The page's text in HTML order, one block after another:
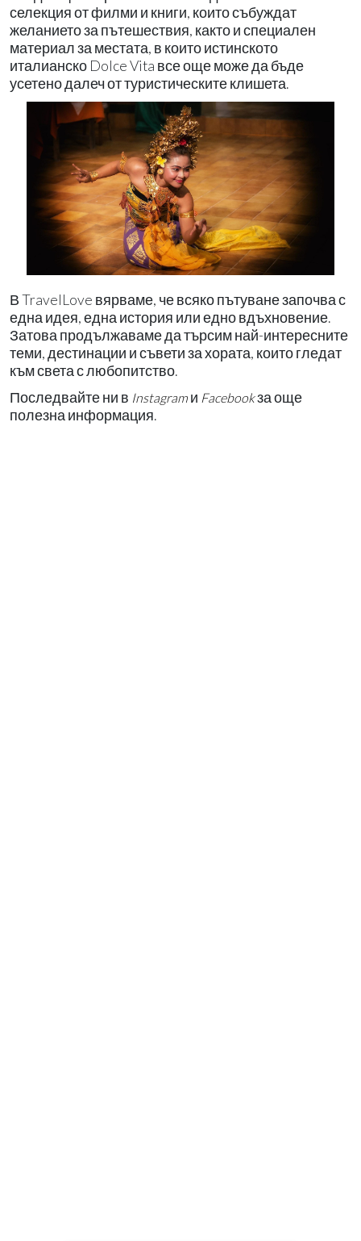
селекция от филми и книги, които събуждат
желанието за пътешествия, както и специален
материал за местата, в които истинското
италианско Dolce Vita все още може да бъде
усетено далеч от туристическите клишета.
В TravelLove вярваме, че всяко пътуване започва с
една идея, една история или едно вдъхновение.
Затова продължаваме да търсим най-интересните
теми, дестинации и съвети за хората, които гледат
към света с любопитство.
Последвайте ни в Instagram и Facebookза още
полезна информация.